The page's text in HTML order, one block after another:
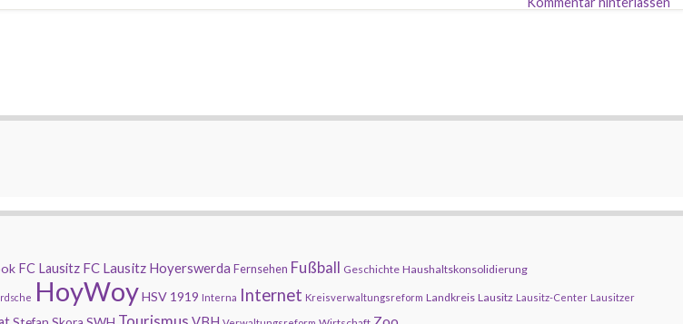
FC Lausitz FC Lausitz Hoyerswerda Fernsehen Fußball Geschichte Haushaltskonsolidierung
HoyWoyHSV 1919 Interna Internet Kreisverwaltungsreform Landkreis Lausitz Lausitz-Center Lausitzer